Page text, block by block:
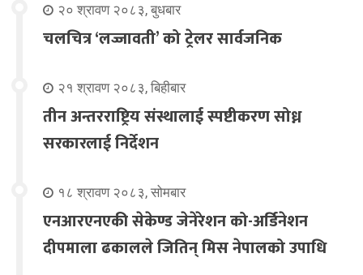
२० श्रावण २०८३, बुधबार
चलचित्र ‘लज्जावती’ को ट्रेलर सार्वजनिक
२१ श्रावण २०८३, बिहीबार
तीन अन्तरराष्ट्रिय संस्थालाई स्पष्टीकरण सोध्न
सरकारलाई निर्देशन
१८ श्रावण २०८३, सोमबार
एनआरएनएकी सेकेण्ड जेनेरेशन को-अर्डिनेशन
दीपमाला ढकालले जितिन् मिस नेपालको उपाधि